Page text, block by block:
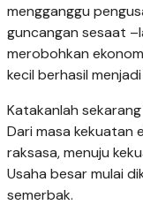
mengganggu
guncangan sesaat
merobohkan
kecil berhasil
Katakanlah
Dari masa kekuatan
raksasa, menuju
Usaha besar mulai
semerbak.